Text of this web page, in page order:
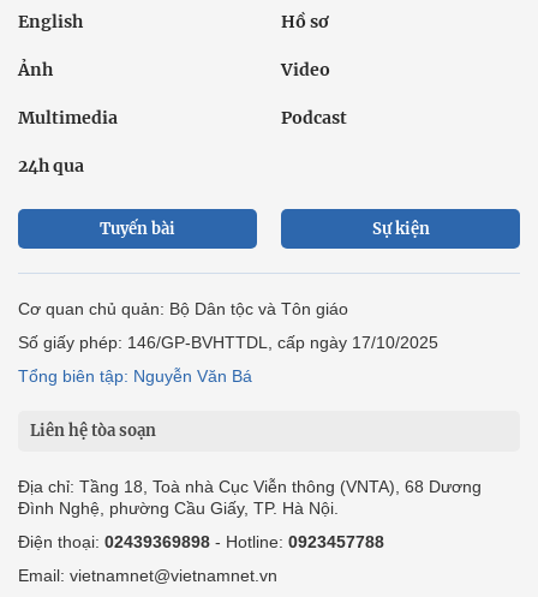
English Hồ sơ
Ảnh Video
Multimedia Podcast
24h qua
Tuyến bài Sự kiện
Cơ quan chủ quản: Bộ Dân tộc và Tôn giáo
Số giấy phép: 146/GP-BVHTTDL, cấp ngày 17/10/2025
Tổng biên tập: Nguyễn Văn Bá
Liên hệ tòa soạn
Địa chỉ: Tầng 18, Toà nhà Cục Viễn thông (VNTA), 68 Dương
Đình Nghệ, phường Cầu Giấy, TP. Hà Nội.
Điện thoại: 02439369898 - Hotline: 0923457788
Email: vietnamnet@vietnamnet.vn